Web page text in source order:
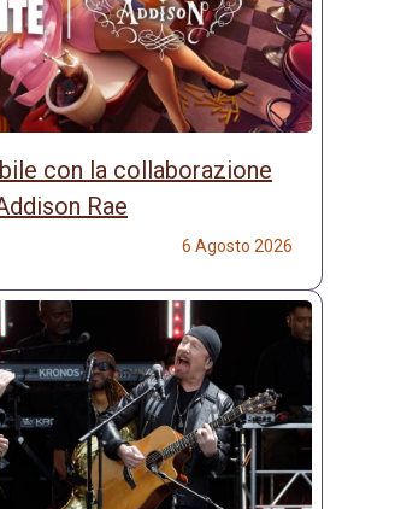
con la collaborazione
Rae
6 Agosto 2026